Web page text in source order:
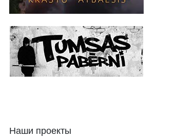
Наши проекты